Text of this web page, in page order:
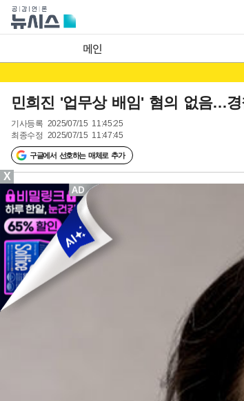
메인
민희진 '업무상 배임' 혐의 없음…경
기사등록 2025/07/15 11:45:25
최종수정 2025/07/15 11:47:45
구글에서 선호하는 매체로 추가
X